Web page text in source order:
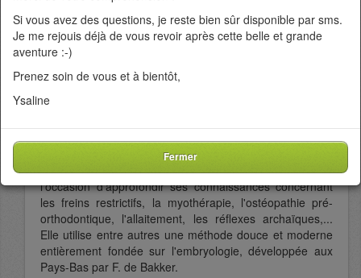
Si vous avez des questions, je reste bien sûr disponible par sms.
Je me rejouis déjà de vous revoir après cette belle et grande
aventure :-)
Prenez soin de vous et à bientôt,
Ysaline
Fermer
prix et d'une publication.
Dès la fin des études, Ysaline intègre l'équipe de
en maternité et en pédiatrie, en plus de développer une
consultation externe.
toujours plus performante dans ses soins, Ysaline suit
très régulièrement des formations dans différents
domaines thérapeutiques. Elle a eu par exemple
l'occasion d'approfondir ses connaissances concernant
les freins restrictifs, la myothérapie, l'ostéopathie pré-
orthodontique, l'allaitement, les réflexes archaïques,...
Elle utilise entre autres une méthode douce et moderne
entièrement fondée sur l'embryologie, développée aux
Pays-Bas par F. de Bakker.